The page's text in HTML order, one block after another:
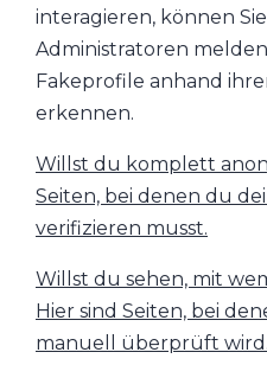
interagieren, können
Administratoren
Fakeprofile anhand
erkennen.
Willst du komplett
Seiten, bei denen du
verifizieren musst.
Willst du sehen, mit
Hier sind Seiten, bei
manuell überprüft wird.